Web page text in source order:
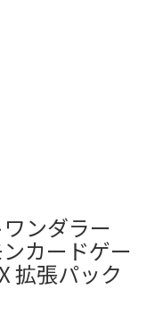
ンダラー
カードゲー
拡張パック